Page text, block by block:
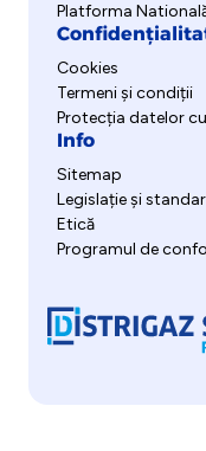
Platforma
Cookies
Termeni și condiții
Protecția datelor
Info
Sitemap
Legislație și
Etică
Programul de